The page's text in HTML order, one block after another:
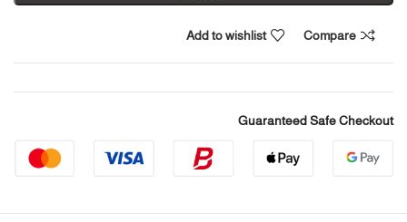
Compare
Add to wishlist
Guaranteed Safe Checkout